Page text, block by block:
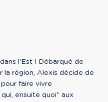
l'Est ! Débarqué de
la région, Alexis décide de
faire vivre
ensuite quoi" aux